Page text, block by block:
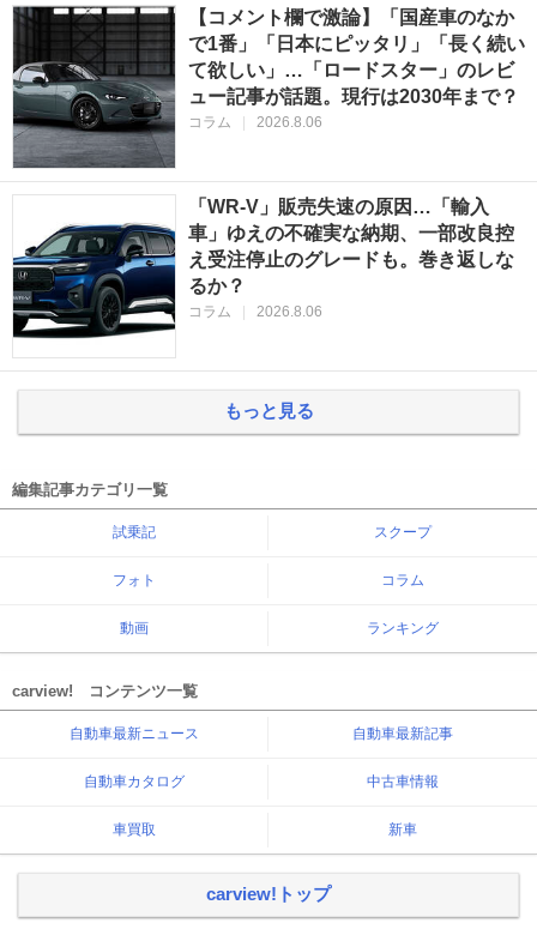
【コメント欄で激論】「国産車のなか
で1番」「日本にピッタリ」「長く続い
て欲しい」…「ロードスター」のレビ
ュー記事が話題。現行は2030年まで？
コラム 2026.8.06
「WR-V」販売失速の原因…「輸入
車」ゆえの不確実な納期、一部改良控
え受注停止のグレードも。巻き返しな
るか？
コラム 2026.8.06
もっと見る
編集記事カテゴリ一覧
試乗記 スクープ
フォト コラム
動画 ランキング
carview! コンテンツ一覧
自動車最新ニュース 自動車最新記事
自動車カタログ 中古車情報
車買取 新車
carview!トップ